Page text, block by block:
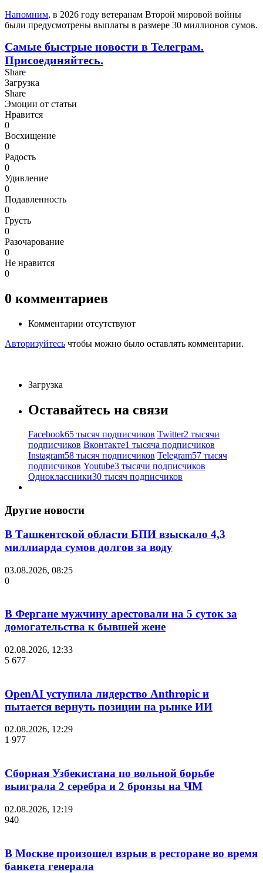
Напомним, в 2026 году ветеранам Второй мировой войны
были предусмотрены выплаты в размере 30 миллионов сумов.
Самые быстрые новости в Телеграм.
Присоединяйтесь.
Share
Загрузка
Share
Эмоции от статьи
Нравится
0
Восхищение
0
Радость
0
Удивление
0
Подавленность
0
Грусть
0
Разочарование
0
Не нравится
0
0 комментариев
Комментарии отсутствуют
Авторизуйтесь чтобы можно было оставлять комментарии.
Загрузка
Оставайтесь на связи
Facebook65 тысяч подписчиков Twitter2 тысячи
подписчиков Вконтакте1 тысяча подписчиков
Instagram58 тысяч подписчиков Telegram57 тысяч
подписчиков Youtube3 тысячи подписчиков
Одноклассники30 тысяч подписчиков
Другие новости
В Ташкентской области БПИ взыскало 4,3
миллиарда сумов долгов за воду
03.08.2026, 08:25
0
В Фергане мужчину арестовали на 5 суток за
домогательства к бывшей жене
02.08.2026, 12:33
5 677
OpenAI уступила лидерство Anthropic и
пытается вернуть позиции на рынке ИИ
02.08.2026, 12:29
1 977
Сборная Узбекистана по вольной борьбе
выиграла 2 серебра и 2 бронзы на ЧМ
02.08.2026, 12:19
940
В Москве произошел взрыв в ресторане во время
банкета генерала